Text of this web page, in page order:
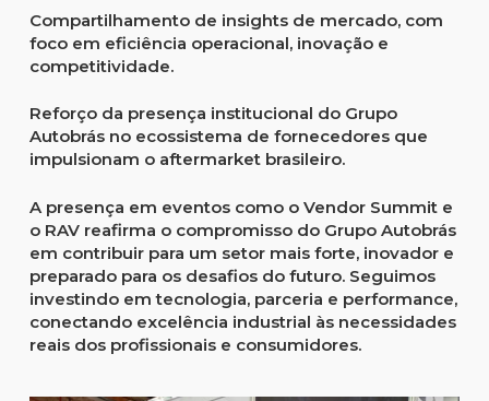
Compartilhamento de insights de mercado, com
foco em eficiência operacional, inovação e
competitividade.
Reforço da presença institucional do Grupo
Autobrás no ecossistema de fornecedores que
impulsionam o aftermarket brasileiro.
A presença em eventos como o Vendor Summit e
o RAV reafirma o compromisso do Grupo Autobrás
em contribuir para um setor mais forte, inovador e
preparado para os desafios do futuro. Seguimos
investindo em tecnologia, parceria e performance,
conectando excelência industrial às necessidades
reais dos profissionais e consumidores.